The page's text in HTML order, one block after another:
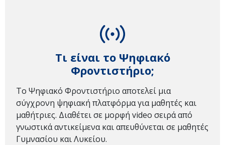
Τι είναι το Ψηφιακό
Φροντιστήριο;
Το Ψηφιακό Φροντιστήριο αποτελεί μια
σύγχρονη ψηφιακή πλατφόρμα για μαθητές και
μαθήτριες. Διαθέτει σε μορφή video σειρά από
γνωστικά αντικείμενα και απευθύνεται σε μαθητές
Γυμνασίου και Λυκείου.